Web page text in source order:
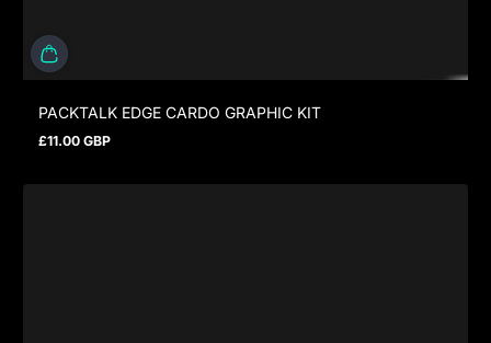
PACKTALK EDGE CARDO GRAPHIC KIT
Prezzo normale
£11.00 GBP